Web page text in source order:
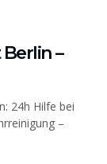
–
24h Hilfe bei
–